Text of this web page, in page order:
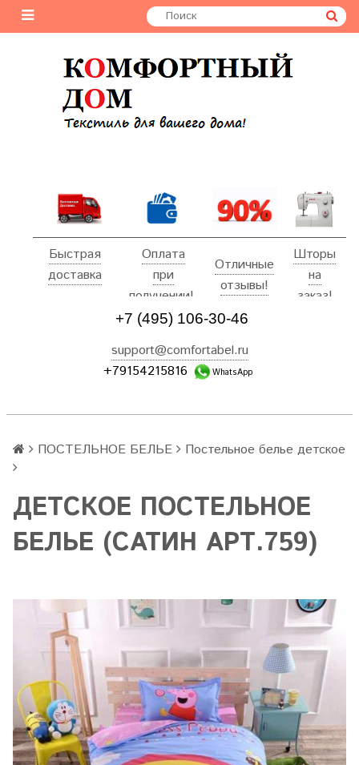
Быстрая
доставка
Оплата
при
получении!
Отличные
отзывы!
Шторы
на
заказ!
+7 (495) 106-30-46
support@comfortabel.ru
+79154215816
WhatsApp
ПОСТЕЛЬНОЕ БЕЛЬЕ Постельное белье детское
ДЕТСКОЕ ПОСТЕЛЬНОЕ
БЕЛЬЕ (САТИН АРТ.759)